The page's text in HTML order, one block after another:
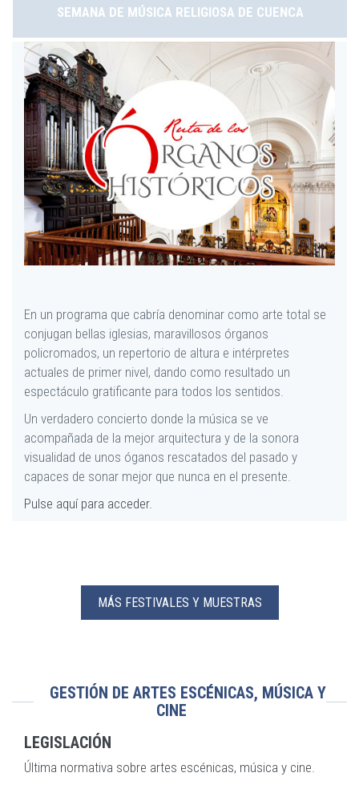
SEMANA DE MÚSICA RELIGIOSA DE CUENCA
En un programa que cabría denominar como arte total se
conjugan bellas iglesias, maravillosos órganos
policromados, un repertorio de altura e intérpretes
actuales de primer nivel, dando como resultado un
espectáculo gratificante para todos los sentidos.
Un verdadero concierto donde la música se ve
acompañada de la mejor arquitectura y de la sonora
visualidad de unos óganos rescatados del pasado y
capaces de sonar mejor que nunca en el presente.
Pulse aquí para acceder.
MÁS FESTIVALES Y MUESTRAS
GESTIÓN DE ARTES ESCÉNICAS, MÚSICA Y
CINE
LEGISLACIÓN
Última normativa sobre artes escénicas, música y cine.